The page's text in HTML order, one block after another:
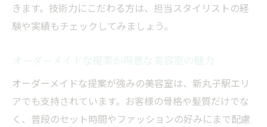
きます。技術力にこだわる方は、担当スタイリストの経
験や実績もチェックしてみましょう。
オーダーメイドな提案が得意な美容室の魅力
オーダーメイドな提案が強みの美容室は、新丸子駅エリ
アでも支持されています。お客様の骨格や髪質だけでな
く、普段のセット時間やファッションの好みにまで配慮